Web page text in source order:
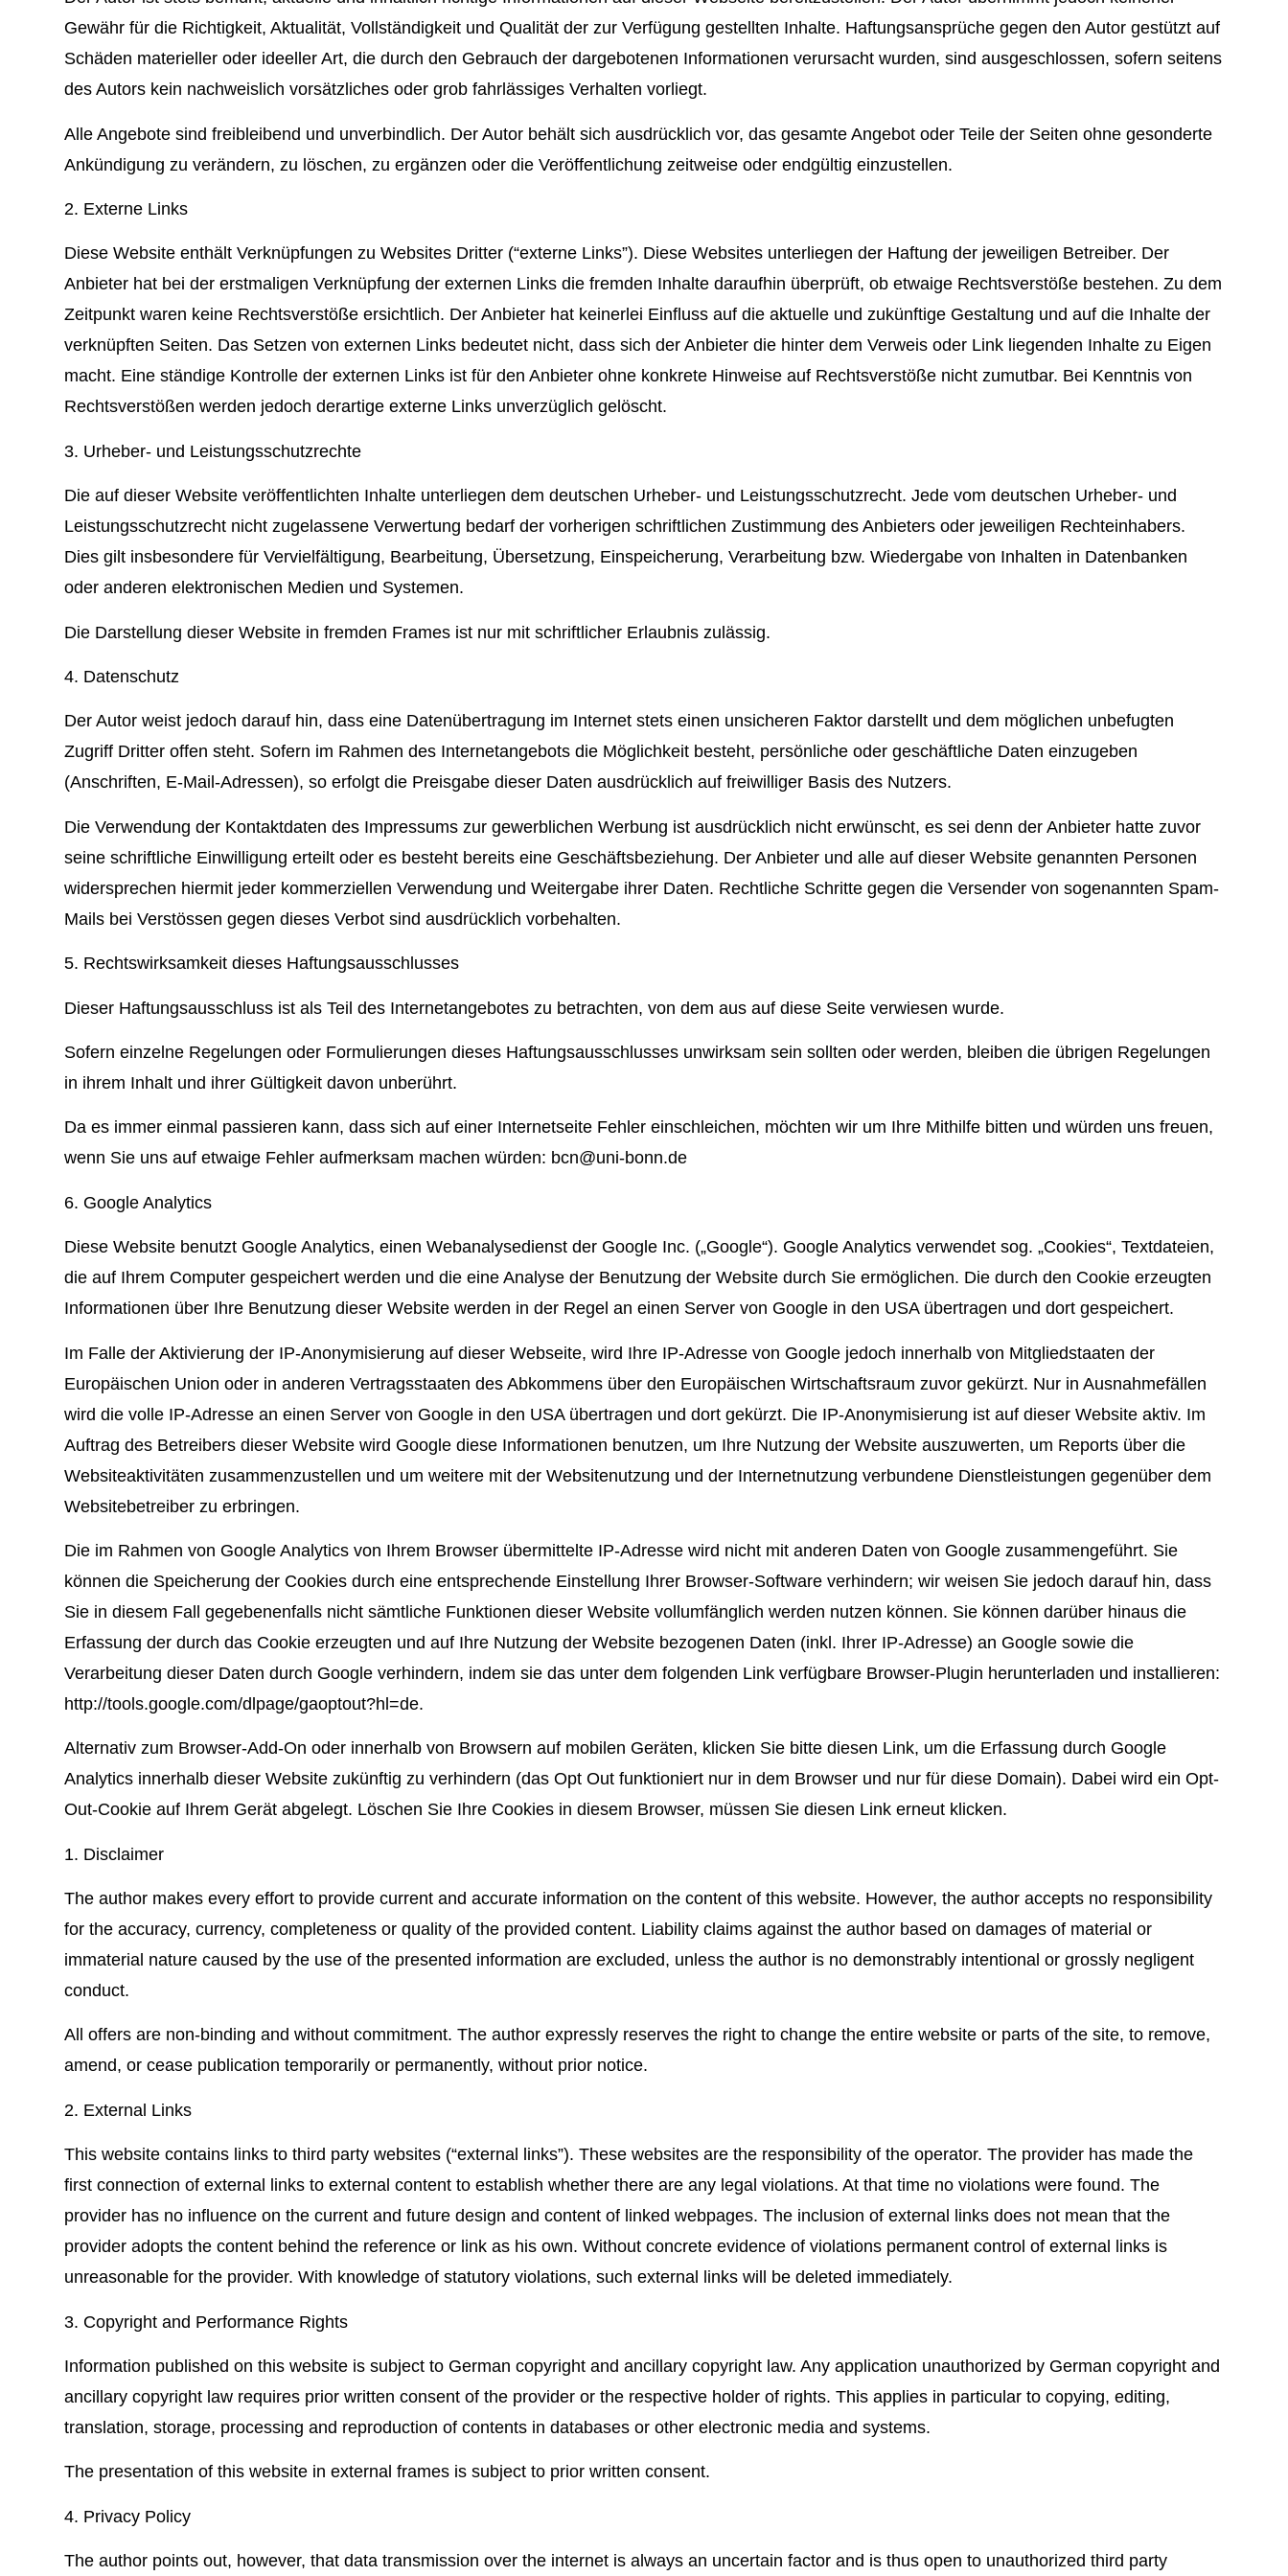
Gewähr für die Richtigkeit, Aktualität, Vollständigkeit und Qualität der zur Verfügung gestellten Inhalte. Haftungsansprüche gegen den Autor gestützt auf
Schäden materieller oder ideeller Art, die durch den Gebrauch der dargebotenen Informationen verursacht wurden, sind ausgeschlossen, sofern seitens
des Autors kein nachweislich vorsätzliches oder grob fahrlässiges Verhalten vorliegt.
Alle Angebote sind freibleibend und unverbindlich. Der Autor behält sich ausdrücklich vor, das gesamte Angebot oder Teile der Seiten ohne gesonderte
Ankündigung zu verändern, zu löschen, zu ergänzen oder die Veröffentlichung zeitweise oder endgültig einzustellen.
2. Externe Links
Diese Website enthält Verknüpfungen zu Websites Dritter (“externe Links”). Diese Websites unterliegen der Haftung der jeweiligen Betreiber. Der
Anbieter hat bei der erstmaligen Verknüpfung der externen Links die fremden Inhalte daraufhin überprüft, ob etwaige Rechtsverstöße bestehen. Zu dem
Zeitpunkt waren keine Rechtsverstöße ersichtlich. Der Anbieter hat keinerlei Einfluss auf die aktuelle und zukünftige Gestaltung und auf die Inhalte der
verknüpften Seiten. Das Setzen von externen Links bedeutet nicht, dass sich der Anbieter die hinter dem Verweis oder Link liegenden Inhalte zu Eigen
macht. Eine ständige Kontrolle der externen Links ist für den Anbieter ohne konkrete Hinweise auf Rechtsverstöße nicht zumutbar. Bei Kenntnis von
Rechtsverstößen werden jedoch derartige externe Links unverzüglich gelöscht.
3. Urheber- und Leistungsschutzrechte
Die auf dieser Website veröffentlichten Inhalte unterliegen dem deutschen Urheber- und Leistungsschutzrecht. Jede vom deutschen Urheber- und
Leistungsschutzrecht nicht zugelassene Verwertung bedarf der vorherigen schriftlichen Zustimmung des Anbieters oder jeweiligen Rechteinhabers.
Dies gilt insbesondere für Vervielfältigung, Bearbeitung, Übersetzung, Einspeicherung, Verarbeitung bzw. Wiedergabe von Inhalten in Datenbanken
oder anderen elektronischen Medien und Systemen.
Die Darstellung dieser Website in fremden Frames ist nur mit schriftlicher Erlaubnis zulässig.
4. Datenschutz
Der Autor weist jedoch darauf hin, dass eine Datenübertragung im Internet stets einen unsicheren Faktor darstellt und dem möglichen unbefugten
Zugriff Dritter offen steht. Sofern im Rahmen des Internetangebots die Möglichkeit besteht, persönliche oder geschäftliche Daten einzugeben
(Anschriften, E-Mail-Adressen), so erfolgt die Preisgabe dieser Daten ausdrücklich auf freiwilliger Basis des Nutzers.
Die Verwendung der Kontaktdaten des Impressums zur gewerblichen Werbung ist ausdrücklich nicht erwünscht, es sei denn der Anbieter hatte zuvor
seine schriftliche Einwilligung erteilt oder es besteht bereits eine Geschäftsbeziehung. Der Anbieter und alle auf dieser Website genannten Personen
widersprechen hiermit jeder kommerziellen Verwendung und Weitergabe ihrer Daten. Rechtliche Schritte gegen die Versender von sogenannten Spam-
Mails bei Verstössen gegen dieses Verbot sind ausdrücklich vorbehalten.
5. Rechtswirksamkeit dieses Haftungsausschlusses
Dieser Haftungsausschluss ist als Teil des Internetangebotes zu betrachten, von dem aus auf diese Seite verwiesen wurde.
Sofern einzelne Regelungen oder Formulierungen dieses Haftungsausschlusses unwirksam sein sollten oder werden, bleiben die übrigen Regelungen
in ihrem Inhalt und ihrer Gültigkeit davon unberührt.
Da es immer einmal passieren kann, dass sich auf einer Internetseite Fehler einschleichen, möchten wir um Ihre Mithilfe bitten und würden uns freuen,
wenn Sie uns auf etwaige Fehler aufmerksam machen würden: bcn@uni-bonn.de
6. Google Analytics
Diese Website benutzt Google Analytics, einen Webanalysedienst der Google Inc. („Google“). Google Analytics verwendet sog. „Cookies“, Textdateien,
die auf Ihrem Computer gespeichert werden und die eine Analyse der Benutzung der Website durch Sie ermöglichen. Die durch den Cookie erzeugten
Informationen über Ihre Benutzung dieser Website werden in der Regel an einen Server von Google in den USA übertragen und dort gespeichert.
Im Falle der Aktivierung der IP-Anonymisierung auf dieser Webseite, wird Ihre IP-Adresse von Google jedoch innerhalb von Mitgliedstaaten der
Europäischen Union oder in anderen Vertragsstaaten des Abkommens über den Europäischen Wirtschaftsraum zuvor gekürzt. Nur in Ausnahmefällen
wird die volle IP-Adresse an einen Server von Google in den USA übertragen und dort gekürzt. Die IP-Anonymisierung ist auf dieser Website aktiv. Im
Auftrag des Betreibers dieser Website wird Google diese Informationen benutzen, um Ihre Nutzung der Website auszuwerten, um Reports über die
Websiteaktivitäten zusammenzustellen und um weitere mit der Websitenutzung und der Internetnutzung verbundene Dienstleistungen gegenüber dem
Websitebetreiber zu erbringen.
Die im Rahmen von Google Analytics von Ihrem Browser übermittelte IP-Adresse wird nicht mit anderen Daten von Google zusammengeführt. Sie
können die Speicherung der Cookies durch eine entsprechende Einstellung Ihrer Browser-Software verhindern; wir weisen Sie jedoch darauf hin, dass
Sie in diesem Fall gegebenenfalls nicht sämtliche Funktionen dieser Website vollumfänglich werden nutzen können. Sie können darüber hinaus die
Erfassung der durch das Cookie erzeugten und auf Ihre Nutzung der Website bezogenen Daten (inkl. Ihrer IP-Adresse) an Google sowie die
Verarbeitung dieser Daten durch Google verhindern, indem sie das unter dem folgenden Link verfügbare Browser-Plugin herunterladen und installieren:
http://tools.google.com/dlpage/gaoptout?hl=de.
Alternativ zum Browser-Add-On oder innerhalb von Browsern auf mobilen Geräten, klicken Sie bitte diesen Link, um die Erfassung durch Google
Analytics innerhalb dieser Website zukünftig zu verhindern (das Opt Out funktioniert nur in dem Browser und nur für diese Domain). Dabei wird ein Opt-
Out-Cookie auf Ihrem Gerät abgelegt. Löschen Sie Ihre Cookies in diesem Browser, müssen Sie diesen Link erneut klicken.
1. Disclaimer
The author makes every effort to provide current and accurate information on the content of this website. However, the author accepts no responsibility
for the accuracy, currency, completeness or quality of the provided content. Liability claims against the author based on damages of material or
immaterial nature caused by the use of the presented information are excluded, unless the author is no demonstrably intentional or grossly negligent
conduct.
All offers are non-binding and without commitment. The author expressly reserves the right to change the entire website or parts of the site, to remove,
amend, or cease publication temporarily or permanently, without prior notice.
2. External Links
This website contains links to third party websites (“external links”). These websites are the responsibility of the operator. The provider has made the
first connection of external links to external content to establish whether there are any legal violations. At that time no violations were found. The
provider has no influence on the current and future design and content of linked webpages. The inclusion of external links does not mean that the
provider adopts the content behind the reference or link as his own. Without concrete evidence of violations permanent control of external links is
unreasonable for the provider. With knowledge of statutory violations, such external links will be deleted immediately.
3. Copyright and Performance Rights
Information published on this website is subject to German copyright and ancillary copyright law. Any application unauthorized by German copyright and
ancillary copyright law requires prior written consent of the provider or the respective holder of rights. This applies in particular to copying, editing,
translation, storage, processing and reproduction of contents in databases or other electronic media and systems.
The presentation of this website in external frames is subject to prior written consent.
4. Privacy Policy
The author points out, however, that data transmission over the internet is always an uncertain factor and is thus open to unauthorized third party